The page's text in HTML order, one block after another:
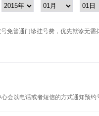
会以电话或者短信的方式通知预约